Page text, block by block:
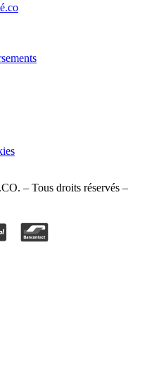
. – Tous droits réservés –